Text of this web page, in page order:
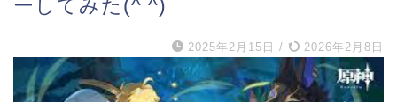
ーしてみた(^ ^)
2025年2月15日 / 2026年2月8日